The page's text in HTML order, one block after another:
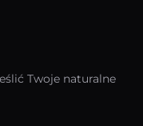
Twoje naturalne